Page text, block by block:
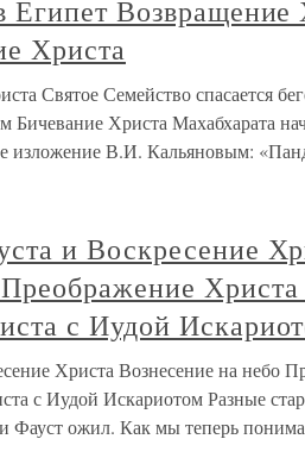
Египет Возвращение
Христа
Святое Семейство спасается
Христа Махабхарата
изложение В.И. Кальяновым:
и Воскресение
с Иудой
Христа Вознесение на небо
с Иудой Искариотом Разные
Фауст ожил. Как мы теперь